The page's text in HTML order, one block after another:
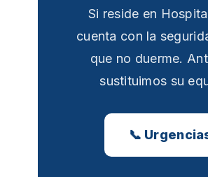
Si reside en
cuenta con la
que no duerme.
sustituimos su
📞